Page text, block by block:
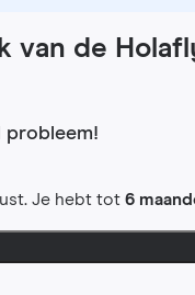
van de
probleem!
Je hebt tot6